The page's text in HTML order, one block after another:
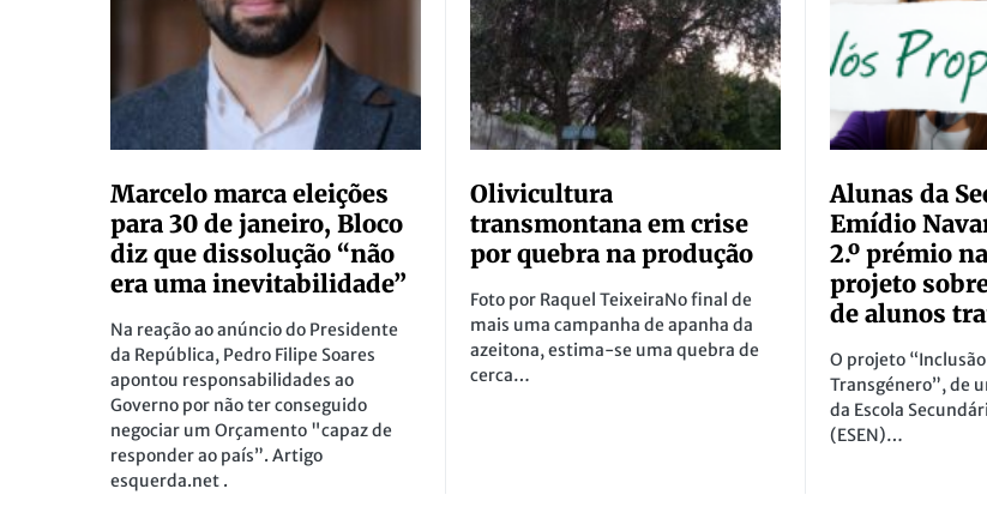
Marcelo marca eleições
para 30 de janeiro, Bloco
diz que dissolução “não
era uma inevitabilidade”
Na reação ao anúncio do Presidente
da República, Pedro Filipe Soares
apontou responsabilidades ao
Governo por não ter conseguido
negociar um Orçamento "capaz de
responder ao país”. Artigo
esquerda.net .
Olivicultura
transmontana em crise
por quebra na produção
Foto por Raquel TeixeiraNo final de
mais uma campanha de apanha da
azeitona, estima-se uma quebra de
cerca…
Alunas da
Emídio
2.º prémio
projeto
de alunos
O projeto “Inclusão
Transgénero”, de
da Escola
(ESEN)…